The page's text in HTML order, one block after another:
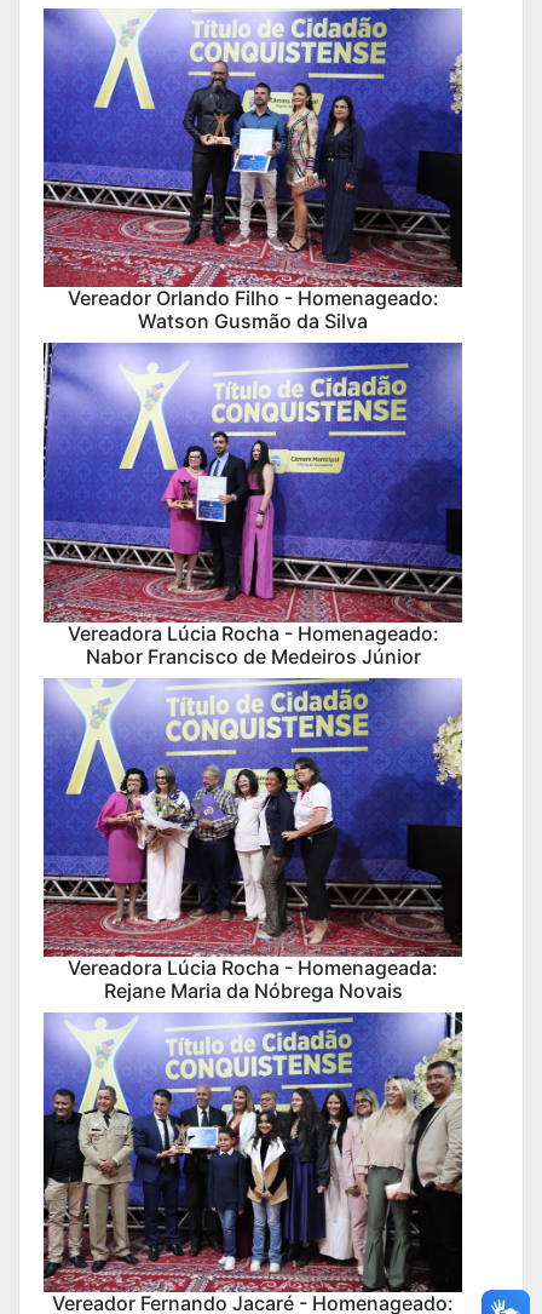
Vereador Orlando Filho - Homenageado:
Watson Gusmão da Silva
Vereadora Lúcia Rocha - Homenageado:
Nabor Francisco de Medeiros Júnior
Vereadora Lúcia Rocha - Homenageada:
Rejane Maria da Nóbrega Novais
Vereador Fernando Jacaré - Homenageado: